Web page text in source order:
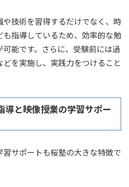
や技術を習得するだけでなく、時
指導しているため、効率的な勉
能です。さらに、受験前には過
を実施し、実践力をつけること
と映像授業の学習サポー
サポートも桜塾の大きな特徴で